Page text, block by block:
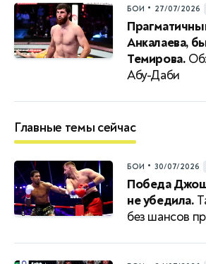
БОИ • 27/07/2026
Анкалаева,
Темирова.
Абу-Даби
Главные темы сейчас
БОИ • 30/07/2026
Победа
не убедила.
без шансов